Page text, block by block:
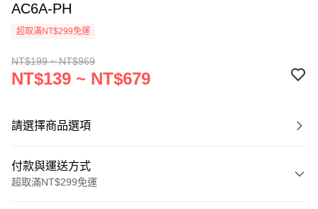
AC6A-PH
超取滿NT$299免運
NT$199 ~ NT$969
NT$139 ~ NT$679
請選擇商品選項
付款與運送方式
超取滿NT$299免運